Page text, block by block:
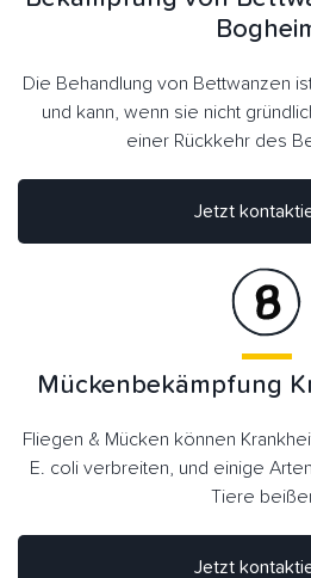
Die Behandlung von Bettwanzen
und kann, wenn sie nicht
einer Rückkehr des
Jetzt
Jetzt
Mückenbekämpfung
Fliegen & Mücken können
E. coli verbreiten, und einige
Tiere